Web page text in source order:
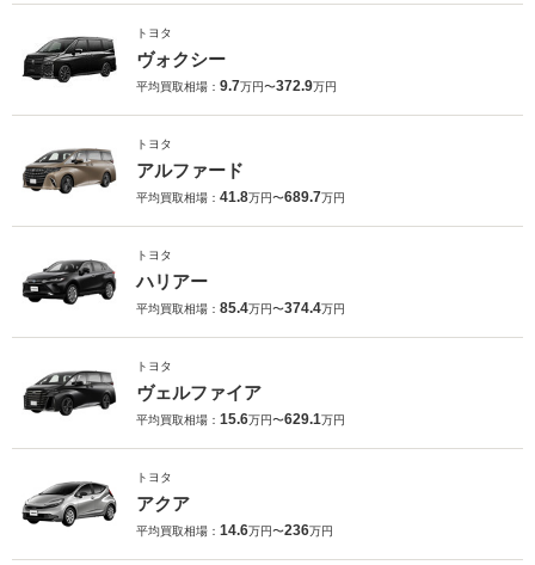
トヨタ
ヴォクシー
平均買取相場： 9.7万円〜372.9万円
トヨタ
アルファード
平均買取相場： 41.8万円〜689.7万円
トヨタ
ハリアー
平均買取相場： 85.4万円〜374.4万円
トヨタ
ヴェルファイア
平均買取相場： 15.6万円〜629.1万円
トヨタ
アクア
平均買取相場： 14.6万円〜236万円